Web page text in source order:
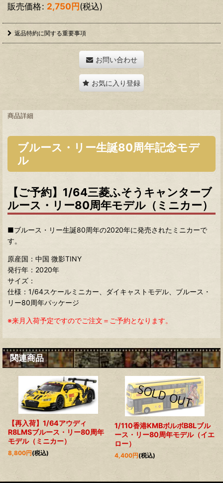
販売価格: 2,750円(税込)
返品特約に関する重要事項
お問い合わせ
お気に入り登録
商品詳細
ブルース・リー生誕80周年記念モデ
ル
【ご予約】1/64三菱ふそうキャンターブ
ルース・リー80周年モデル（ミニカー）
■ブルース・リー生誕80周年の2020年に発売されたミニカーで
す。
原産国：中国 微影TINY
発行年：2020年
サイズ：
仕様：1/64スケールミニカー、ダイキャストモデル、ブルース・
リー80周年パッケージ
※来月入荷予定ですのでご注文＝ご予約となります。
関連商品
【再入荷】1/64アウディ
R8LMSブルース・リー80周年
モデル（ミニカー）
8,800円(税込)
1/110香港KMBボルボB8Lブル
ース・リー80周年モデル（イエ
ロー）
4,400円(税込)